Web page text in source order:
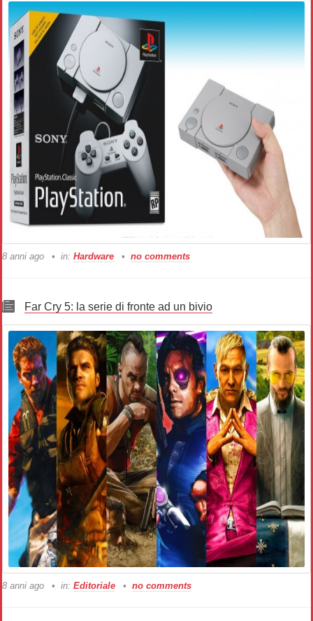
8 anni ago in: Hardware no comments
Far Cry 5: la serie di fronte ad un bivio
8 anni ago in: Editoriale no comments